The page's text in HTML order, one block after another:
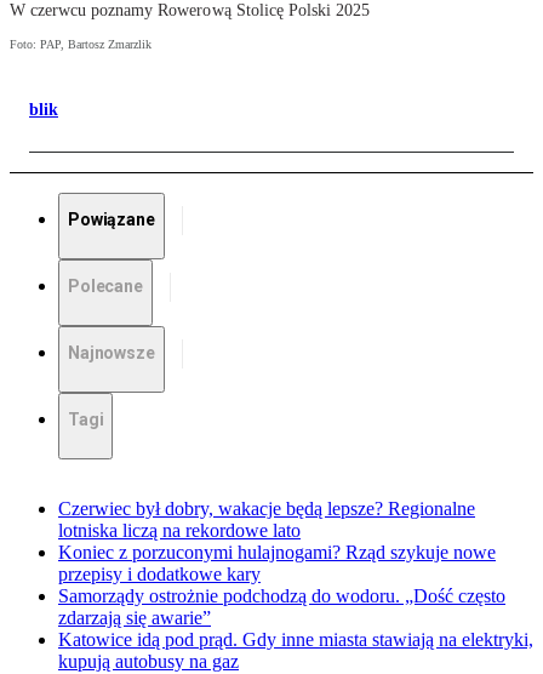
W czerwcu poznamy Rowerową Stolicę Polski 2025
Foto: PAP, Bartosz Zmarzlik
blik
Powiązane
Polecane
Najnowsze
Tagi
Czerwiec był dobry, wakacje będą lepsze? Regionalne
lotniska liczą na rekordowe lato
Koniec z porzuconymi hulajnogami? Rząd szykuje nowe
przepisy i dodatkowe kary
Samorządy ostrożnie podchodzą do wodoru. „Dość często
zdarzają się awarie”
Katowice idą pod prąd. Gdy inne miasta stawiają na elektryki,
kupują autobusy na gaz